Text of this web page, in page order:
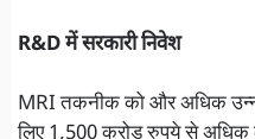
R&D में सरकारी निवेश
MRI तकनीक को और अधिक